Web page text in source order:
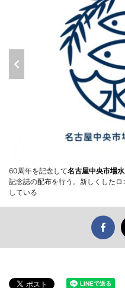
60周年を記念して名古屋中央市場
記念誌の配布を行う。新しくした
している